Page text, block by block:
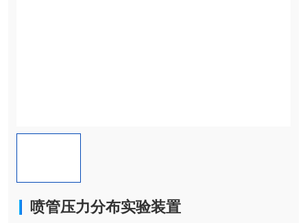
喷管压力分布实验装置